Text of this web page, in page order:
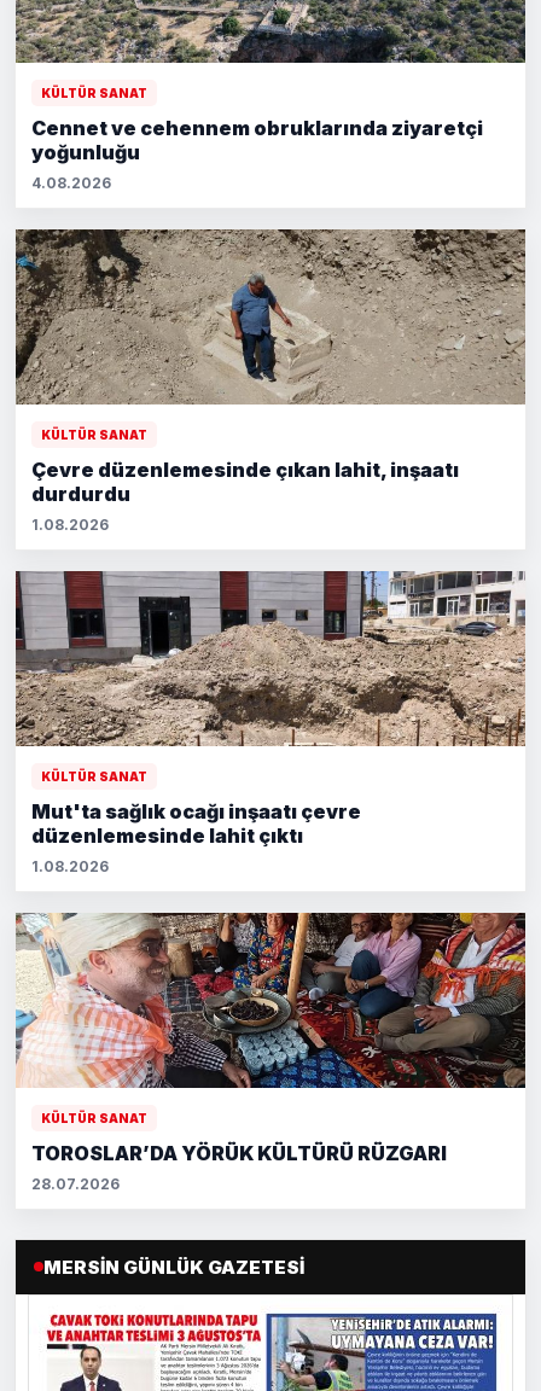
KÜLTÜR SANAT
Cennet ve cehennem obruklarında ziyaretçi
yoğunluğu
4.08.2026
KÜLTÜR SANAT
Çevre düzenlemesinde çıkan lahit, inşaatı
durdurdu
1.08.2026
KÜLTÜR SANAT
Mut'ta sağlık ocağı inşaatı çevre
düzenlemesinde lahit çıktı
1.08.2026
KÜLTÜR SANAT
TOROSLAR’DA YÖRÜK KÜLTÜRÜ RÜZGARI
28.07.2026
MERSIN GÜNLÜK GAZETESI